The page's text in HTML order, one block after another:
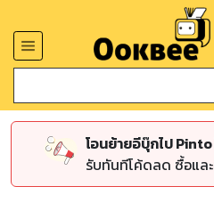
โอนย้ายอีบุ๊กไป
รับทันทีโค้ดลด ซื้อแล